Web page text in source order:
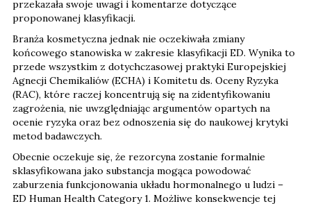
przekazała swoje uwagi i komentarze dotyczące
proponowanej klasyfikacji.
Branża kosmetyczna jednak nie oczekiwała zmiany
końcowego stanowiska w zakresie klasyfikacji ED. Wynika to
przede wszystkim z dotychczasowej praktyki Europejskiej
Agnecji Chemikaliów (ECHA) i Komitetu ds. Oceny Ryzyka
(RAC), które raczej koncentrują się na zidentyfikowaniu
zagrożenia, nie uwzględniając argumentów opartych na
ocenie ryzyka oraz bez odnoszenia się do naukowej krytyki
metod badawczych.
Obecnie oczekuje się, że rezorcyna zostanie formalnie
sklasyfikowana jako substancja mogąca powodować
zaburzenia funkcjonowania układu hormonalnego u ludzi –
ED Human Health Category 1. Możliwe konsekwencje tej